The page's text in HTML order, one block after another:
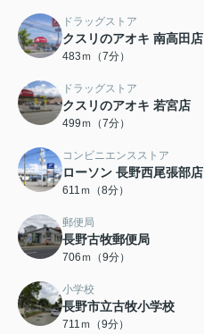
ドラッグストア
クスリのアオキ 南高田店
483ｍ（7分）
ドラッグストア
クスリのアオキ 若宮店
499ｍ（7分）
コンビニエンスストア
ローソン 長野西尾張部店
611ｍ（8分）
郵便局
長野古牧郵便局
706ｍ（9分）
小学校
長野市立古牧小学校
711ｍ（9分）